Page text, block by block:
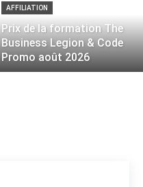
AFFILIATION
Prix de la formation The
Business Legion & Code
Promo août 2026